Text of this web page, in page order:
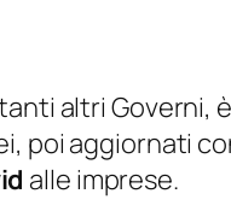
altri
poi aggiornati
alle imprese.